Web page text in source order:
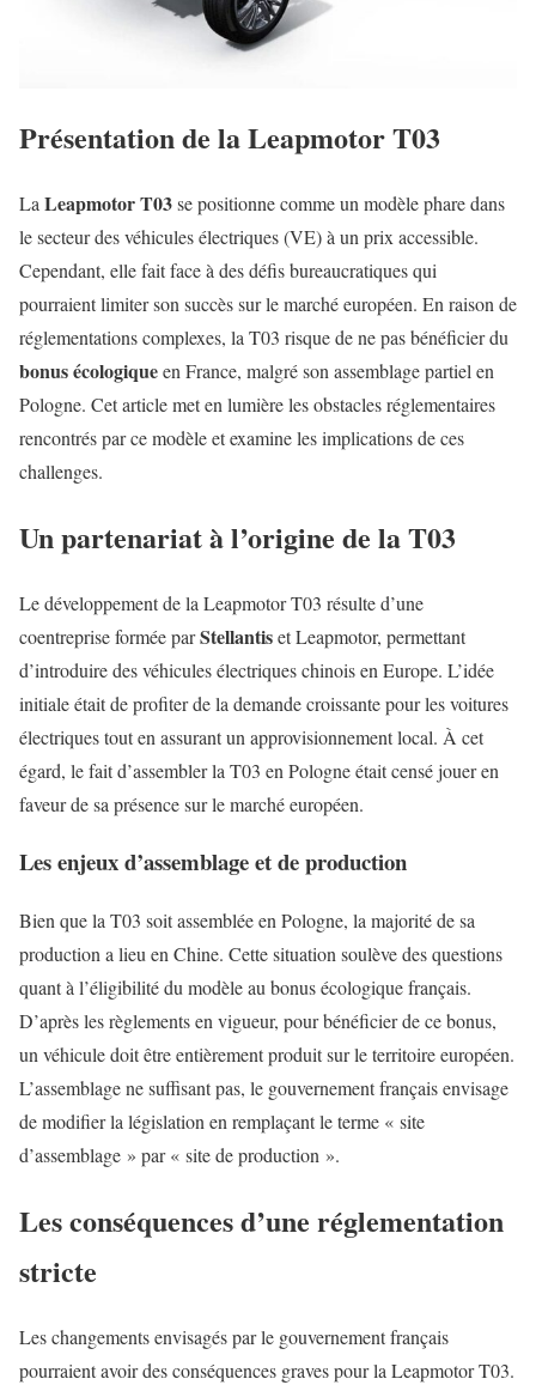
Présentation de la Leapmotor T03
La Leapmotor T03se positionne comme un modèle phare dans
le secteur des véhicules électriques (VE) à un prix accessible.
Cependant, elle fait face à des défis bureaucratiques qui
pourraient limiter son succès sur le marché européen. En raison de
réglementations complexes, la T03 risque de ne pas bénéficier du
bonus écologiqueen France, malgré son assemblage partiel en
Pologne. Cet article met en lumière les obstacles réglementaires
rencontrés par ce modèle et examine les implications de ces
challenges.
Un partenariat à l’origine de la T03
Le développement de la Leapmotor T03 résulte d’une
coentreprise formée parStellantiset Leapmotor, permettant
d’introduire des véhicules électriques chinois en Europe. L’idée
initiale était de profiter de la demande croissante pour les voitures
électriques tout en assurant un approvisionnement local. À cet
égard, le fait d’assembler la T03 en Pologne était censé jouer en
faveur de sa présence sur le marché européen.
Les enjeux d’assemblage et de production
Bien que la T03 soit assemblée en Pologne, la majorité de sa
production a lieu en Chine. Cette situation soulève des questions
quant à l’éligibilité du modèle au bonus écologique français.
D’après les règlements en vigueur, pour bénéficier de ce bonus,
un véhicule doit être entièrement produit sur le territoire européen.
L’assemblage ne suffisant pas, le gouvernement français envisage
de modifier la législation en remplaçant le terme « site
d’assemblage » par « site de production ».
Les conséquences d’une réglementation
stricte
Les changements envisagés par le gouvernement français
pourraient avoir des conséquences graves pour la Leapmotor T03.